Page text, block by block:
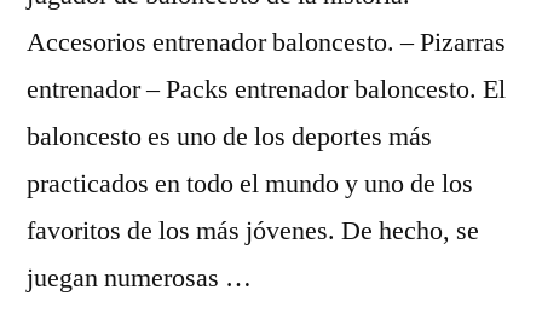
Accesorios entrenador baloncesto. – Pizarras
entrenador – Packs entrenador baloncesto. El
baloncesto es uno de los deportes más
practicados en todo el mundo y uno de los
favoritos de los más jóvenes. De hecho, se
juegan numerosas …